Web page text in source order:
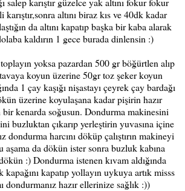
altını biraz kıs ve 40dk kadar
da altını kapatıp başka bir kaba alarak
kaldırın 1 gece burada dinlensin :)
yoksa pazardan 500 gr böğürtlen alıp
koyun üzerine 50gr toz şeker koyun
1 çay kaşığı nişastayı çeyrek çay bardağı
üzerine koyulaşana kadar pişirin hazır
bir kenarda soğusun. Dondurma makinesini
buzluktan çıkarıp yerleştirin yuvasına içine
dondurma harcını döküp çalıştırın makineyi
aşama da dökün ister sonra buzluk kabına
:) Dondurma istenen kıvam aldığında
kapatıp yollayın uykuya artık misss
dondurmanız hazır ellerinize sağlık :))